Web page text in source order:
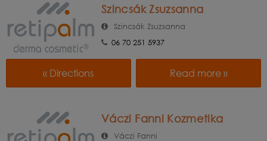
Szincsák Zsuzsanna
Szincsák Zsuzsanna
06 70 251 5937
« Directions Read more »
Váczi Fanni Kozmetika
Váczi Fanni